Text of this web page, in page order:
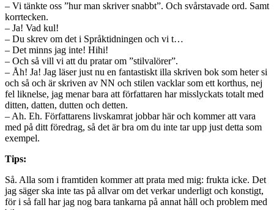
– Vi tänkte oss ”hur man skriver snabbt”. Och svårstavade ord. Samt
korrtecken.
– Ja! Vad kul!
– Du skrev om det i Språktidningen och vi t…
– Det minns jag inte! Hihi!
– Och så vill vi att du pratar om ”stilvalörer”.
– Åh! Ja! Jag läser just nu en fantastiskt illa skriven bok som heter si
och så och är skriven av NN och stilen vacklar som ett korthus, nej
fel liknelse, jag menar bara att författaren har misslyckats totalt med
ditten, datten, dutten och detten.
– Ah. Eh. Författarens livskamrat jobbar här och kommer att vara
med på ditt föredrag, så det är bra om du inte tar upp just detta som
exempel.
Tips:
Så. Alla som i framtiden kommer att prata med mig: frukta icke. Det
jag säger ska inte tas på allvar om det verkar underligt och konstigt,
för i så fall har jag nog bara tankarna på annat håll och problem med